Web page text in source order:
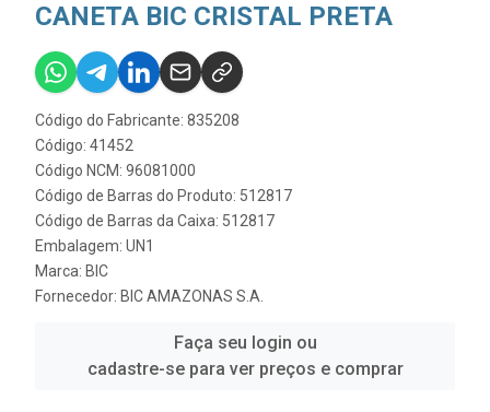
CANETA BIC CRISTAL PRETA
Código do Fabricante: 835208
Código: 41452
Código NCM: 96081000
Código de Barras do Produto: 512817
Código de Barras da Caixa: 512817
Embalagem: UN1
Marca: BIC
Fornecedor: BIC AMAZONAS S.A.
Faça seu login ou
cadastre-se para ver preços e comprar